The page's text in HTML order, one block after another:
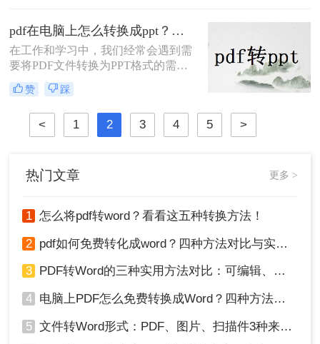
成ppt呢？以下是在电脑上实现PDF转
PPT的几种常用方法，供您参考。pdf在电脑上怎么转换成ppt？这3种方法简单好用！
​在工作和学习中，我们经常会遇到需
要将PDF文件转换为PPT格式的需
求，无论是为了演讲、教学还是报告
展示。那么pdf在电脑上怎么转换成
ppt呢？本文将详细介绍在电脑上将
PDF转换为PPT的几种方法，包括使
用软件、在线工具以及办公套件的功
赞 踩
< 1 2 3 4 5 >
热门文章 更多 >
1 怎么将pdf转word？看看这五种转换方法！
2 pdf如何免费转化成word？四种方法对比与实操指南（附详细表格）
3 PDF转Word的三种实用方法对比：可编辑、保格式、避风险！
4 电脑上PDF怎么免费转换成Word？四种方法对比与实操指南（附详细表格）!
5 文件转Word形式：PDF、图片、扫描件3种来源分别怎么处理！